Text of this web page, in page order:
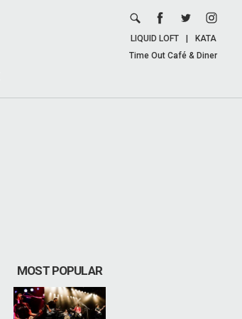
LIQUID LOFT
KATA
Time Out Café & Diner
MOST POPULAR